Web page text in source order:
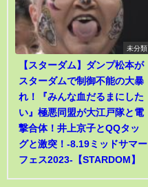
未分類
【スターダム】ダンプ松本が
スターダムで制御不能の大暴
れ！『みんな血だるまにした
い』極悪同盟が大江戸隊と電
撃合体！井上京子とQQタッ
グと激突！-8.19ミッドサマー
フェス2023-【STARDOM】